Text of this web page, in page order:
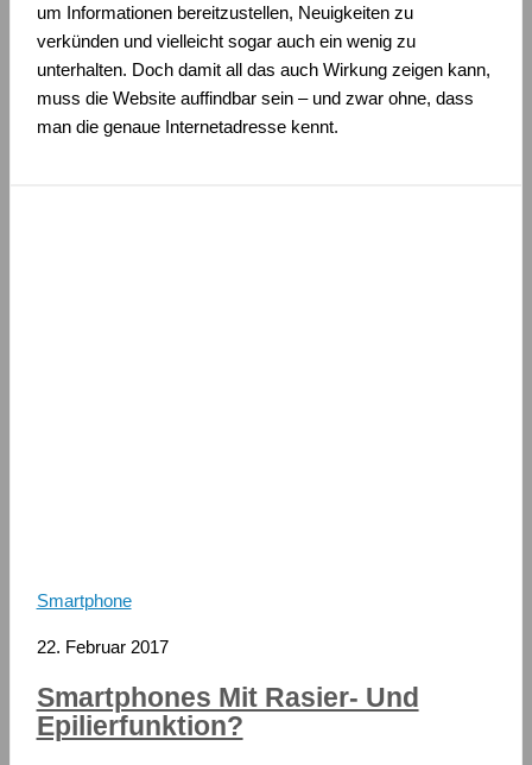
um Informationen bereitzustellen, Neuigkeiten zu
verkünden und vielleicht sogar auch ein wenig zu
unterhalten. Doch damit all das auch Wirkung zeigen kann,
muss die Website auffindbar sein – und zwar ohne, dass
man die genaue Internetadresse kennt.
Smartphone
22. Februar 2017
Smartphones Mit Rasier- Und
Epilierfunktion?